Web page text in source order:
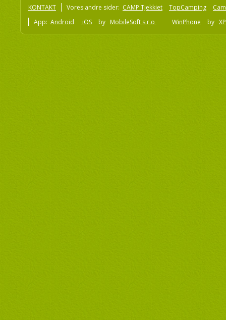
KONTAKT Vores andre sider: CAMP Tjekkiet TopCamping
App: Android iOS by MobileSoft s.r.o WinPhone by